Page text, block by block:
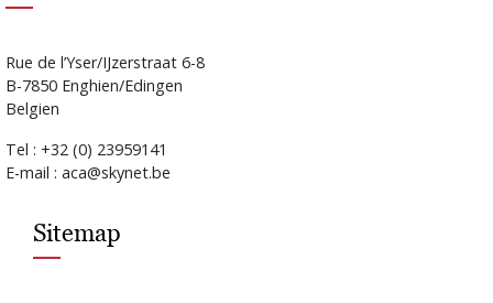
Rue de l’Yser/IJzerstraat 6-8
B-7850 Enghien/Edingen
Belgien
Tel : +32 (0) 23959141
E-mail : aca@skynet.be
Sitemap